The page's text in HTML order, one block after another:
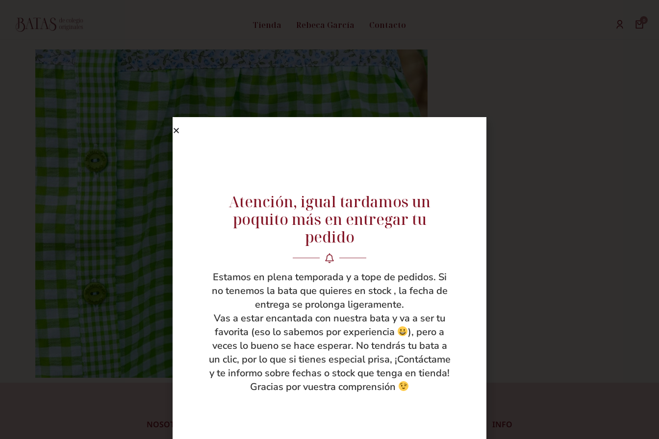
Tienda Rebeca García Contacto
NOSOTRAS INFO
Atención, igual tardamos un
poquito más en entregar tu
pedido
Estamos en plena temporada y a tope de pedidos. Si
no tenemos la bata que quieres en stock , la fecha de
entrega se prolonga ligeramente.
Vas a estar encantada con nuestra bata y va a ser tu
favorita (eso lo sabemos por experiencia
), pero a
veces lo bueno se hace esperar. No tendrás tu bata a
un clic, por lo que si tienes especial prisa, ¡Contáctame
y te informo sobre fechas o stock que tenga en tienda!
Gracias por vuestra comprensión